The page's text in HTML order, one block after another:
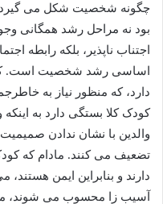
چگونه شخصیت شکل می گیرد،
بود نه مراحل رشد همگانی
اجتناب ناپذیر، بلکه رابطه
اساسی رشد شخصیت است.
دارد، که منظور نیاز به
کودک کلا بستگی دارد به
والدین با نشان ندادن
تضعیف می کنند. مادام که
دارند و بنابراین ایمن هستند،
آسیب زا محسوب می شوند،